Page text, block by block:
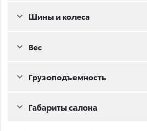
Шины и колеса
Bec
Грузоподъемность
Габариты салона